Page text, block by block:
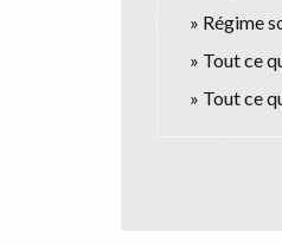
Régime
Tout ce
Tout ce